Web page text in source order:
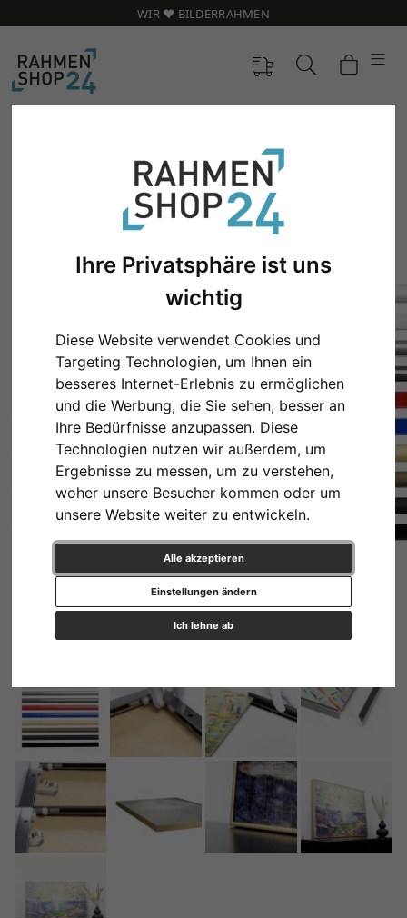
Ihre Privatsphäre ist uns
wichtig
Diese Website verwendet Cookies und
Targeting Technologien, um Ihnen ein
besseres Internet-Erlebnis zu ermöglichen
und die Werbung, die Sie sehen, besser an
Ihre Bedürfnisse anzupassen. Diese
Technologien nutzen wir außerdem, um
Ergebnisse zu messen, um zu verstehen,
woher unsere Besucher kommen oder um
unsere Website weiter zu entwickeln.
Alle akzeptieren
Ich lehne ab
Einstellungen ändern
WIR ❤️ BILDERRAHMEN
Zurück